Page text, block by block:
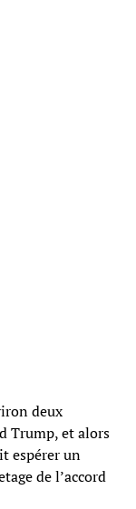
deux
Trump, et alors
espérer un
de l’accord